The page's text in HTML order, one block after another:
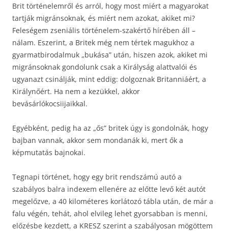
Brit történelemről és arról, hogy most miért a magyarokat
tartják migránsoknak, és miért nem azokat, akiket mi?
Feleségem zseniális történelem-szakértő hírében áll –
nálam. Eszerint, a Britek még nem tértek magukhoz a
gyarmatbirodalmuk „bukása” után, hiszen azok, akiket mi
migránsoknak gondolunk csak a Királyság alattvalói és
ugyanazt csinálják, mint eddig: dolgoznak Britanniáért, a
Királynőért. Ha nem a kezükkel, akkor
bevásárlókocsiijaikkal.
Egyébként, pedig ha az „ős” britek úgy is gondolnák, hogy
bajban vannak, akkor sem mondanák ki, mert ők a
képmutatás bajnokai.
Tegnapi történet, hogy egy brit rendszámú autó a
szabályos balra indexem ellenére az előtte levő két autót
megelőzve, a 40 kilométeres korlátozó tábla után, de már a
falu végén, tehát, ahol elvileg lehet gyorsabban is menni,
előzésbe kezdett, a KRESZ szerint a szabályosan mögöttem